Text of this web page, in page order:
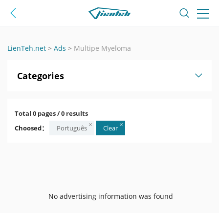
LienTeh.net > Ads > Multipe Myeloma
Categories
Total 0 pages / 0 results
Choosed：
Português Clear
No advertising information was found